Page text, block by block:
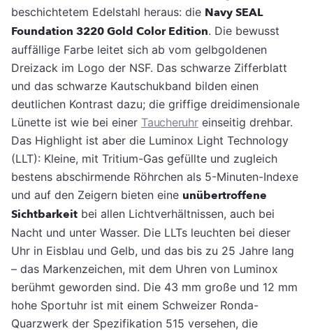
beschichtetem Edelstahl heraus: die Navy SEAL
Foundation 3220 Gold Color Edition. Die bewusst
auffällige Farbe leitet sich ab vom gelbgoldenen
Dreizack im Logo der NSF. Das schwarze Zifferblatt
und das schwarze Kautschukband bilden einen
deutlichen Kontrast dazu; die griffige dreidimensionale
Lünette ist wie bei einer Taucheruhreinseitig drehbar.
Das Highlight ist aber die Luminox Light Technology
(LLT): Kleine, mit Tritium-Gas gefüllte und zugleich
bestens abschirmende Röhrchen als 5-Minuten-Indexe
und auf den Zeigern bieten eine unübertroffene
Sichtbarkeit bei allen Lichtverhältnissen, auch bei
Nacht und unter Wasser. Die LLTs leuchten bei dieser
Uhr in Eisblau und Gelb, und das bis zu 25 Jahre lang
– das Markenzeichen, mit dem Uhren von Luminox
berühmt geworden sind. Die 43 mm große und 12 mm
hohe Sportuhr ist mit einem Schweizer Ronda-
Quarzwerk der Spezifikation 515 versehen, die